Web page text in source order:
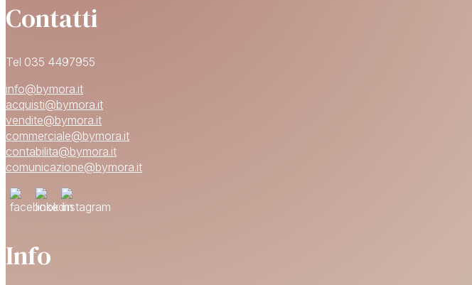
Contatti
Tel 035 4497955
info@bymora.it
acquisti@bymora.it
vendite@bymora.it
commerciale@bymora.it
contabilita@bymora.it
comunicazione@bymora.it
Info